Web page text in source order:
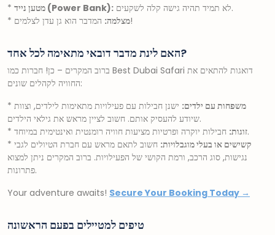
*
מטען נייד (Power Bank):
לא תמיד תהיה גישה קלה לשקעים.
*
מצלמה:המדבר הוא גן עדן לצלמים!
האם לינת מדבר דובאי מתאימה לכל אחד?
ברוב המקרים – כן! חברות כמו Best Dubai Safari דואגות להתאים את
החוויה לקהלים שונים:
*
משפחות עם ילדים: ישנן חבילות עם פעילויות מתאימות לילדים, וצוות
שיודע להעסיק אותם. חשוב לציין מראש את גילאי הילדים.
*
זוגות:חבילות יוקרה ופרטיות מציעות חוויה רומנטית ואינטימית במיוחד.
*
קשישים או בעלי מוגבלויות: חשוב לתאם מראש עם חברת הטיולים לגבי
נגישות, סוג הרכב, ורמת הקושי של הפעילויות. ברוב המקרים ניתן למצוא
פתרונות.
Your adventure awaits! Secure Your Booking Today →
טיפים למטיילים בפעם הראשונה